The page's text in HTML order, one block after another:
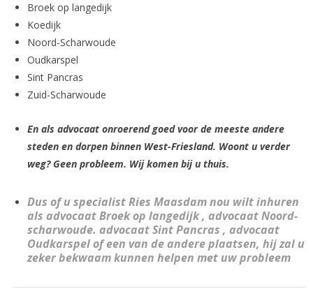
Broek op langedijk
Koedijk
Noord-Scharwoude
Oudkarspel
Sint Pancras
Zuid-Scharwoude
En als advocaat onroerend goed voor de meeste andere
steden en dorpen binnen West-Friesland. Woont u verder
weg? Geen probleem. Wij komen bij u thuis.
Dus of u specialist Ries Maasdam nou wilt inhuren
als advocaat Broek op langedijk , advocaat Noord-
scharwoude. advocaat Sint Pancras , advocaat
Oudkarspel of een van de andere plaatsen, hij zal u
zeker bekwaam kunnen helpen met uw probleem